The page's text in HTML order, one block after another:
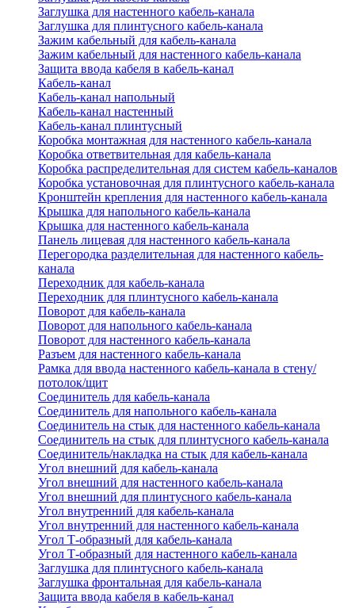
Заглушка для настенного кабель-канала
Заглушка для плинтусного кабель-канала
Зажим кабельный для кабель-канала
Зажим кабельный для настенного кабель-канала
Защита ввода кабеля в кабель-канал
Кабель-канал
Кабель-канал напольный
Кабель-канал настенный
Кабель-канал плинтусный
Коробка монтажная для настенного кабель-канала
Коробка ответвительная для кабель-канала
Коробка распределительная для систем кабель-каналов
Коробка установочная для плинтусного кабель-канала
Кронштейн крепления для настенного кабель-канала
Крышка для напольного кабель-канала
Крышка для настенного кабель-канала
Панель лицевая для настенного кабель-канала
Перегородка разделительная для настенного кабель-
канала
Переходник для кабель-канала
Переходник для плинтусного кабель-канала
Поворот для кабель-канала
Поворот для напольного кабель-канала
Поворот для настенного кабель-канала
Разъем для настенного кабель-канала
Рамка для ввода настенного кабель-канала в стену/
потолок/щит
Соединитель для кабель-канала
Соединитель для напольного кабель-канала
Соединитель на стык для настенного кабель-канала
Соединитель на стык для плинтусного кабель-канала
Соединитель/накладка на стык для кабель-канала
Угол внешний для кабель-канала
Угол внешний для настенного кабель-канала
Угол внешний для плинтусного кабель-канала
Угол внутренний для кабель-канала
Угол внутренний для настенного кабель-канала
Угол Т-образный для кабель-канала
Угол Т-образный для настенного кабель-канала
Заглушка для плинтусного кабель-канала
Заглушка фронтальная для кабель-канала
Защита ввода кабеля в кабель-канал